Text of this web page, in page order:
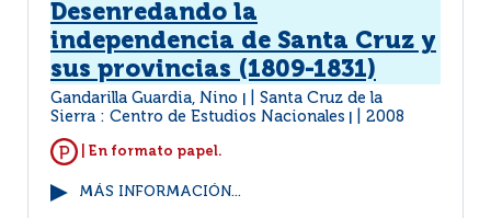
Desenredando la
independencia de Santa Cruz y
sus provincias (1809-1831)
Gandarilla Guardia, Nino
Santa Cruz de la
Sierra : Centro de Estudios Nacionales
2008
| En formato papel.
MÁS INFORMACIÓN...